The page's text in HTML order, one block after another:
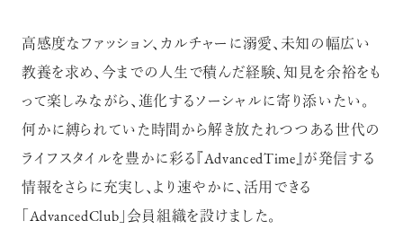
高感度なファッション、カルチャーに溺愛、未知の幅広い
教養を求め、今までの人生で積んだ経験、知見を余裕をも
って楽しみながら、進化するソーシャルに寄り添いたい。
何かに縛られていた時間から解き放たれつつある世代の
ライフスタイルを豊かに彩る『AdvancedTime』が発信する
情報をさらに充実し、より速やかに、活用できる
「AdvancedClub」会員組織を設けました。